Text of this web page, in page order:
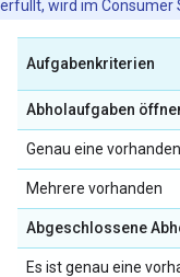
erfüllt, wird im Consumer
Aufgabenkriterien
Abholaufgaben
Genau eine vorhanden
Mehrere vorhanden
Abgeschlossene
Es ist genau eine